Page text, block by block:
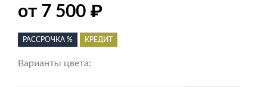
от 7 500 ₽
РАССРОЧКА % КРЕДИТ
Варианты цвета: